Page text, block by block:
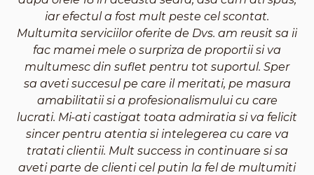
iar efectul a fost mult peste cel scontat.
Multumita serviciilor oferite de Dvs. am reusit sa ii
fac mamei mele o surpriza de proportii si va
multumesc din suflet pentru tot suportul. Sper
sa aveti succesul pe care il meritati, pe masura
amabilitatii si a profesionalismului cu care
lucrati. Mi-ati castigat toata admiratia si va felicit
sincer pentru atentia si intelegerea cu care va
tratati clientii. Mult success in continuare si sa
aveti parte de clienti cel putin la fel de multumiti